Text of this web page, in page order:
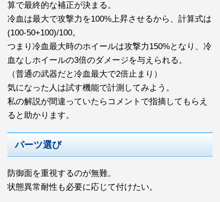
算で最終的な補正が決まる。
冷血は最大で攻撃力を100%上昇させるから、計算式は
(100-50+100)/100。
つまり冷血最大時のホイールは攻撃力150%となり、冷
血なしホイールの3倍のダメージを与えられる。
（普通の武器だと冷血最大で2倍止まり）
気になった人は試す機能で計測してみよう。
私の解説が間違っていたらコメントで指摘してもらえ
ると助かります。
パーツ選び
防御面を重視するのが無難。
状態異常耐性も必要に応じて付けたい。